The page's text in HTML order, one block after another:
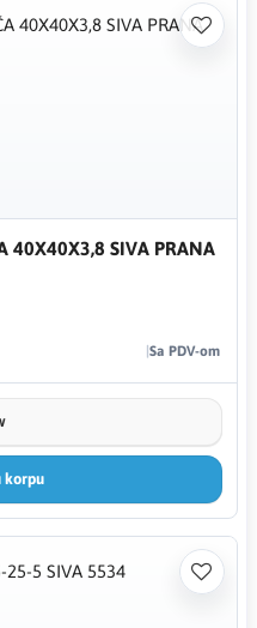
40X40X3,8 SIVA PRANA
Sa PDV-om
korpu